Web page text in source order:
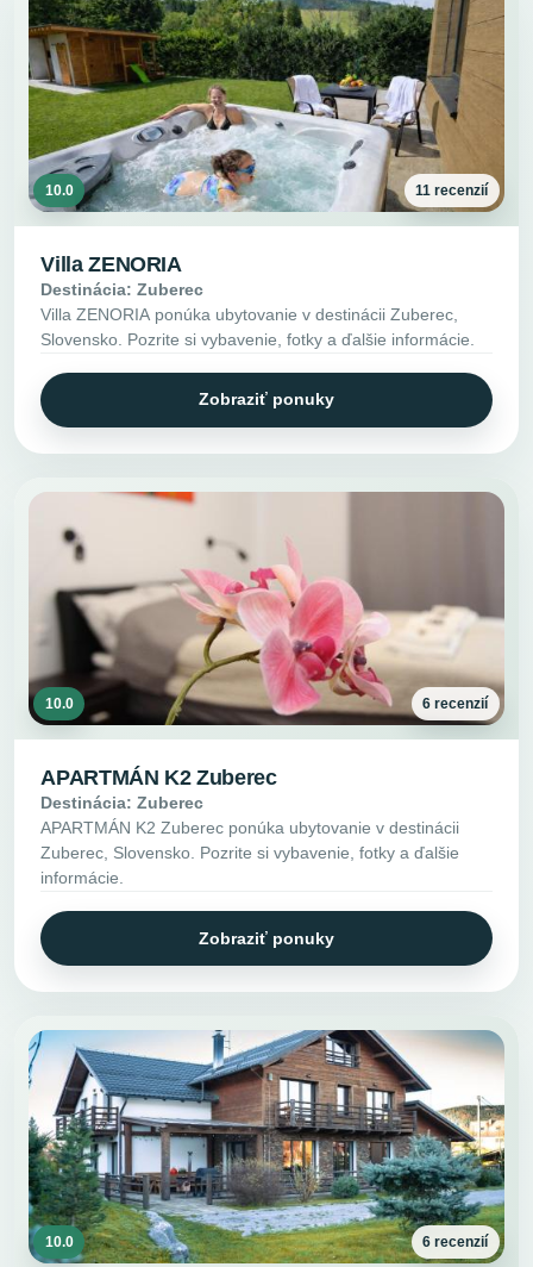
10.0 11 recenzií
Villa ZENORIA
Destinácia: Zuberec
Villa ZENORIA ponúka ubytovanie v destinácii Zuberec,
Slovensko. Pozrite si vybavenie, fotky a ďalšie informácie.
Zobraziť ponuky
10.0 6 recenzií
APARTMÁN K2 Zuberec
Destinácia: Zuberec
APARTMÁN K2 Zuberec ponúka ubytovanie v destinácii
Zuberec, Slovensko. Pozrite si vybavenie, fotky a ďalšie
informácie.
Zobraziť ponuky
10.0 6 recenzií